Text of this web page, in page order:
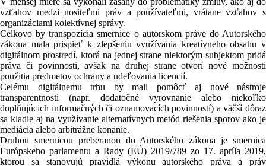
vzťahov medzi nositeľmi práv a používateľmi, vrátane vzťahov s
organizáciami kolektívnej správy.
Celkovo by transpozícia smernice o autorskom práve do Autorského
zákona mala prispieť k zlepšeniu využívania kreatívneho obsahu v
digitálnom prostredí, ktorá na jednej strane niektorým subjektom pridá
práva či povinnosti, avšak na druhej strane otvorí nové možnosti
použitia predmetov ochrany a udeľovania licencií.
Celému digitálnemu trhu by mali pomôcť aj nové nástroje
transparentnosti (napr. dodatočné vyrovnanie alebo niekoľko
doplňujúcich informačných či oznamovacích povinností) a väčší dôraz
sa kladie aj na využívanie alternatívnych metód riešenia sporov ako je
mediácia alebo arbitrážne konanie.
Druhou smernicou preberanou do Autorského zákona je smernica
Európskeho parlamentu a Rady (EÚ) 2019/789 zo 17. apríla 2019,
ktorou sa stanovujú pravidlá výkonu autorského práva a práv